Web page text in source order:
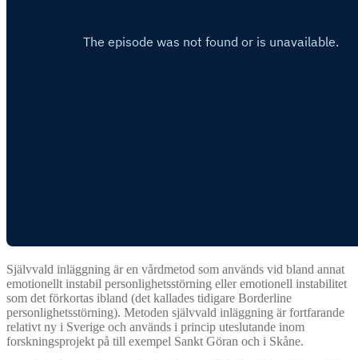
Självvald inläggning är en vårdmetod som används vid bland annat
emotionellt instabil personlighetsstörning eller emotionell instabilitet
som det förkortas ibland (det kallades tidigare Borderline
personlighetsstörning). Metoden självvald inläggning är fortfarande
relativt ny i Sverige och används i princip uteslutande inom
forskningsprojekt på till exempel Sankt Göran och i Skåne.